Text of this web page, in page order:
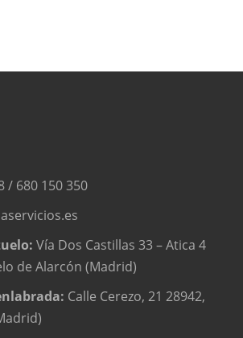
/ 680 150 350
Vía Dos Castillas 33 – Atica 4
de Alarcón (Madrid)
Calle Cerezo, 21 28942,